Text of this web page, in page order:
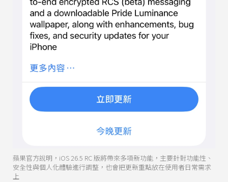
蘋果官方說明，iOS 26.5 RC 版將帶來多項新功能，主要針對功能性、
安全性與個人化體驗進行調整，也會把更新重點放在使用者日常需求
上